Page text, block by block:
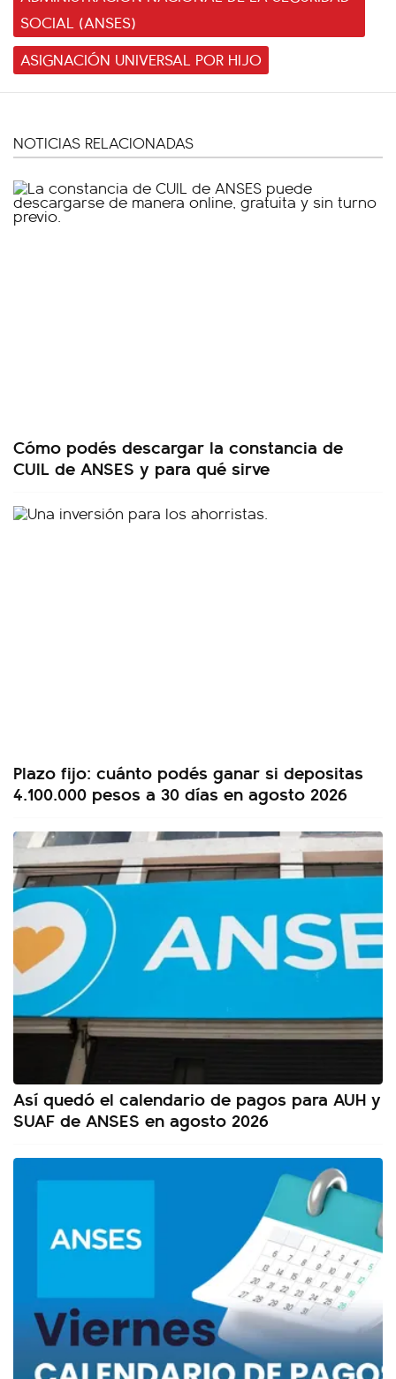
SOCIAL (ANSES)
ASIGNACIÓN UNIVERSAL POR HIJO
NOTICIAS RELACIONADAS
Cómo podés descargar la constancia de
CUIL de ANSES y para qué sirve
Plazo fijo: cuánto podés ganar si depositas
4.100.000 pesos a 30 días en agosto 2026
Así quedó el calendario de pagos para AUH y
SUAF de ANSES en agosto 2026